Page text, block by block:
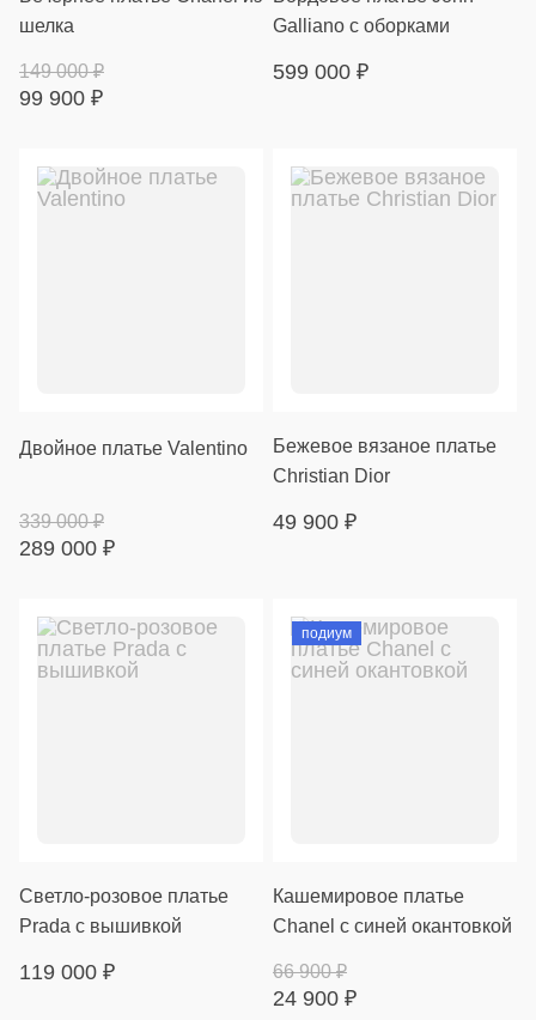
шелка
99 900 ₽
149 000₽
Galliano с оборками
599 000 ₽
Двойное платье Valentino
289 000 ₽
339 000₽
Бежевое вязаное платье
Christian Dior
49 900 ₽
Светло-розовое платье
Prada с вышивкой
119 000 ₽
подиум
Кашемировое платье
Chanel с синей окантовкой
24 900 ₽
66 900₽